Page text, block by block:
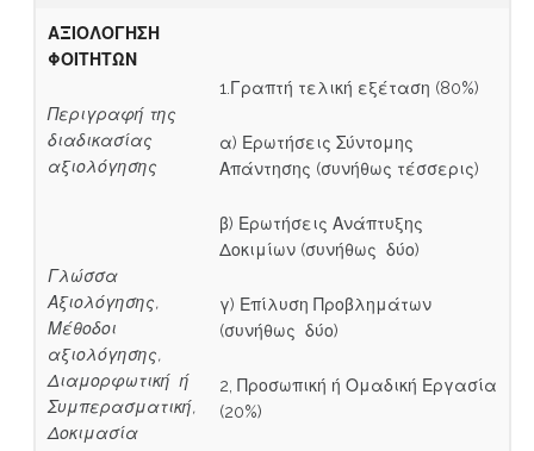
ΑΞΙΟΛΟΓΗΣΗ
ΦΟΙΤΗΤΩΝ
Περιγραφή της
διαδικασίας
αξιολόγησης
Γλώσσα
Αξιολόγησης,
Μέθοδοι
αξιολόγησης,
Διαμορφωτική ή
Συμπερασματική,
Δοκιμασία
1.Γραπτή τελική εξέταση (80%)
α) Ερωτήσεις Σύντομης
Απάντησης (συνήθως τέσσερις)
β) Ερωτήσεις Ανάπτυξης
Δοκιμίων (συνήθως δύο)
γ) Επίλυση Προβλημάτων
(συνήθως δύο)
2, Προσωπική ή Ομαδική Εργασία
(20%)